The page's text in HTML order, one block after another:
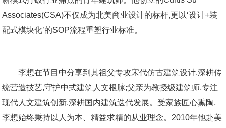
Associates(CSA)不仅成为北美商业设计的标杆,更以‘设计+装
配式模块化’的SOP流程重塑行业标准。
李想在节目中分享到其祖父专攻宋代仿古建筑设计,深耕传
统营造技艺,守护中式建筑人文根脉;父亲为教授级建筑师,专注
现代人文建筑创新,深耕国内建筑迭代发展。受家族匠心熏陶,
李想始终秉持以人为本、精益求精的从业理念。2010年他赴美